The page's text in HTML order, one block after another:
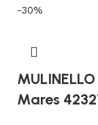
-30%
MULINELLO
Mares